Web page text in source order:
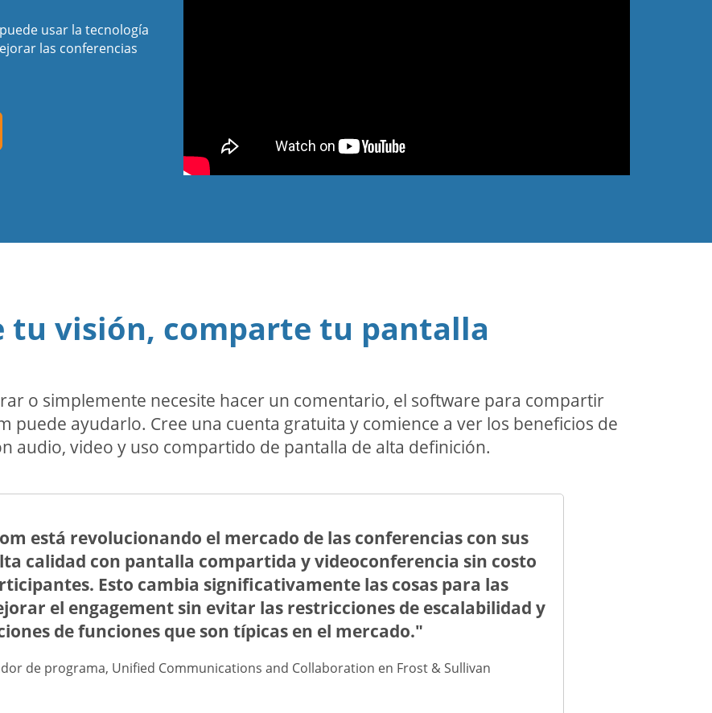
usar la tecnología
las conferencias
tu visión, comparte tu pantalla
o simplemente necesite hacer un comentario, el software para compartir
puede ayudarlo. Cree una cuenta gratuita y comience a ver los beneficios de
audio, video y uso compartido de pantalla de alta definición.
está revolucionando el mercado de las conferencias con sus
calidad con pantalla compartida y videoconferencia sin costo
Esto cambia significativamente las cosas para las
el engagement sin evitar las restricciones de escalabilidad y
de funciones que son típicas en el mercado."
de programa, Unified Communications and Collaboration en Frost & Sullivan